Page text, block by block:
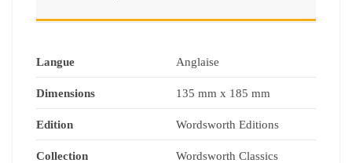
Langue Anglaise
Dimensions 135 mm x 185 mm
Edition Wordsworth Editions
Collection Wordsworth Classics